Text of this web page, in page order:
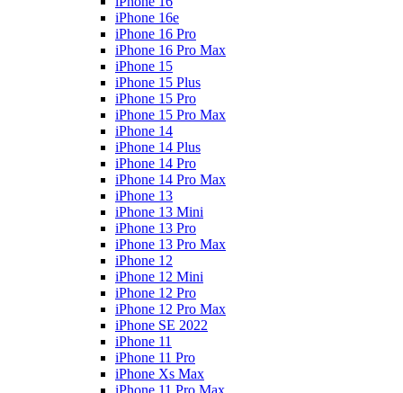
iPhone 16e
iPhone 16 Pro
iPhone 16 Pro Max
iPhone 15
iPhone 15 Plus
iPhone 15 Pro
iPhone 15 Pro Max
iPhone 14
iPhone 14 Plus
iPhone 14 Pro
iPhone 14 Pro Max
iPhone 13
iPhone 13 Mini
iPhone 13 Pro
iPhone 13 Pro Max
iPhone 12
iPhone 12 Mini
iPhone 12 Pro
iPhone 12 Pro Max
iPhone SE 2022
iPhone 11
iPhone 11 Pro
iPhone Xs Max
iPhone 11 Pro Max